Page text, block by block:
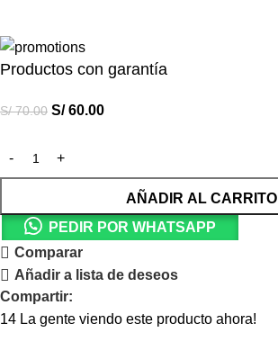
Productos con garantía
S/70.00 S/60.00
AÑADIR AL CARRITO
PEDIR POR WHATSAPP
Comparar
Añadir a lista de deseos
Compartir:
14 La gente viendo este producto ahora!